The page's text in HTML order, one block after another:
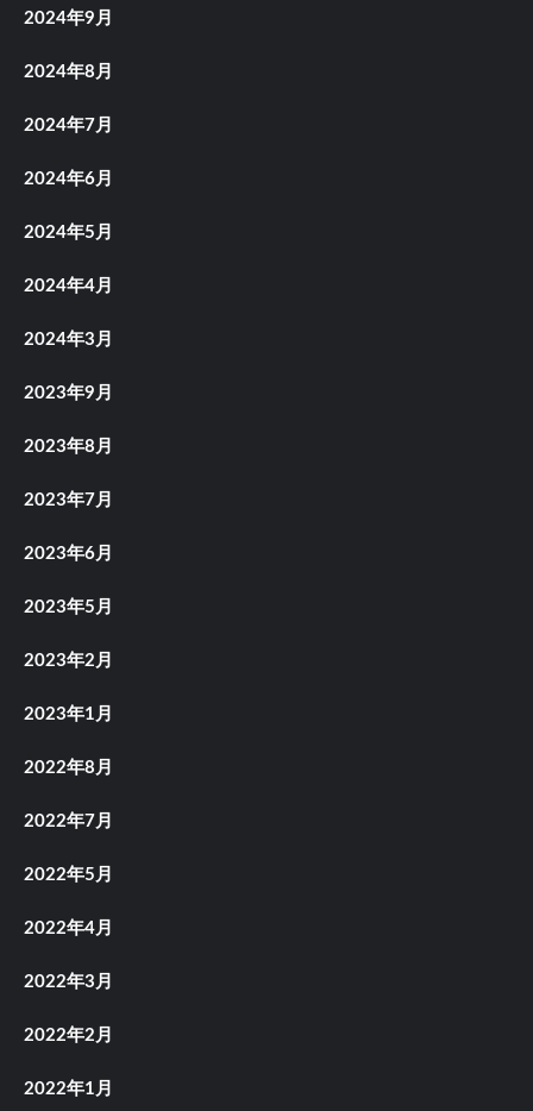
2024年9月
2024年8月
2024年7月
2024年6月
2024年5月
2024年4月
2024年3月
2023年9月
2023年8月
2023年7月
2023年6月
2023年5月
2023年2月
2023年1月
2022年8月
2022年7月
2022年5月
2022年4月
2022年3月
2022年2月
2022年1月